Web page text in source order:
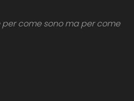
per come sono ma per come